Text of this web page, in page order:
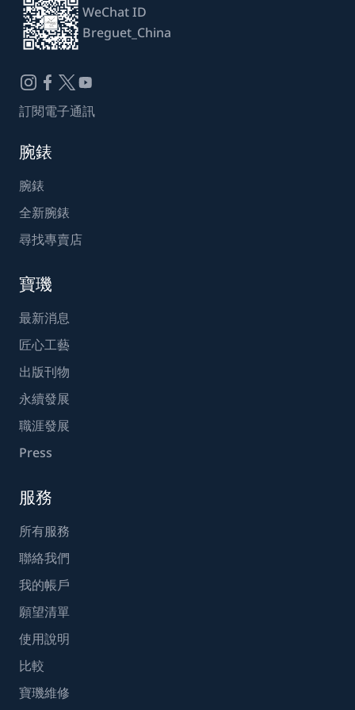
WeChat ID
Breguet_China
訂閱電子通訊
腕錶
腕錶
全新腕錶
尋找專賣店
寶璣
最新消息
匠心工藝
出版刊物
永續發展
職涯發展
Press
服務
所有服務
聯絡我們
我的帳戶
願望清單
使用說明
比較
寶璣維修